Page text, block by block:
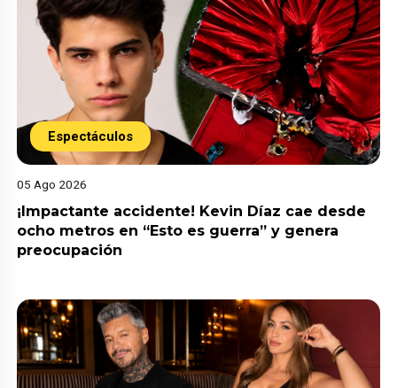
Espectáculos
05 Ago 2026
¡Impactante accidente! Kevin Díaz cae desde
ocho metros en “Esto es guerra” y genera
preocupación